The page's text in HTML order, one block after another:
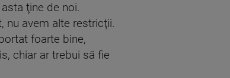
ţine de noi.
nu avem alte restricţii.
foarte bine,
chiar ar trebui să fie